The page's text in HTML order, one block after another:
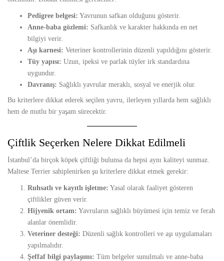
Pedigree belgesi: Yavrunun safkan olduğunu gösterir.
Anne-baba gözlemi: Safkanlık ve karakter hakkında en net
bilgiyi verir.
Aşı karnesi: Veteriner kontrollerinin düzenli yapıldığını gösterir.
Tüy yapısı: Uzun, ipeksi ve parlak tüyler irk standardına
uygundur.
Davranış: Sağlıklı yavrular meraklı, sosyal ve enerjik olur.
Bu kriterlere dikkat ederek seçilen yavru, ilerleyen yıllarda hem sağlıklı
hem de mutlu bir yaşam sürecektir.
Çiftlik Seçerken Nelere Dikkat Edilmeli
İstanbul’da birçok köpek çiftliği bulunsa da hepsi aynı kaliteyi sunmaz.
Maltese Terrier sahiplenirken şu kriterlere dikkat etmek gerekir:
Ruhsatlı ve kayıtlı işletme: Yasal olarak faaliyet gösteren
çiftlikler güven verir.
Hijyenik ortam: Yavruların sağlıklı büyümesi için temiz ve ferah
alanlar önemlidir.
Veteriner desteği: Düzenli sağlık kontrolleri ve aşı uygulamaları
yapılmalıdır.
Şeffaf bilgi paylaşımı: Tüm belgeler sunulmalı ve anne-baba